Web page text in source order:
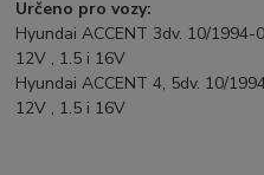
Určeno pro vozy:
Hyundai ACCENT 3dv. 10/
12V , 1.5 i 16V
Hyundai ACCENT 4, 5dv. 10/
12V , 1.5 i 16V